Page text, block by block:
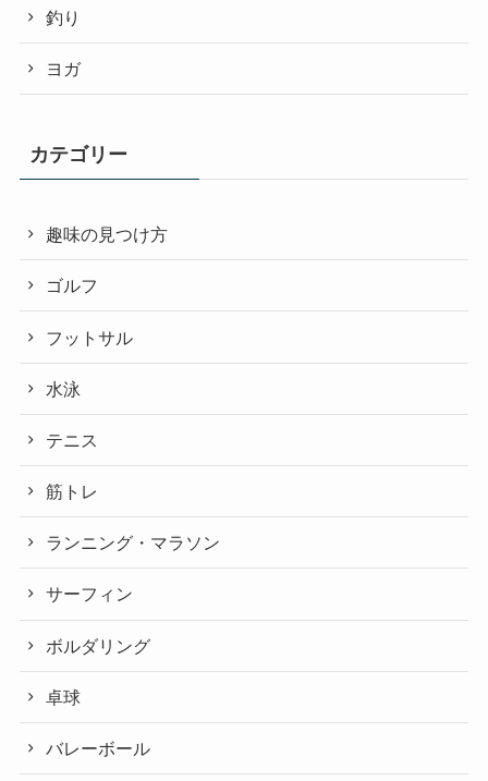
釣り
ヨガ
カテゴリー
趣味の見つけ方
ゴルフ
フットサル
水泳
テニス
筋トレ
ランニング・マラソン
サーフィン
ボルダリング
卓球
バレーボール